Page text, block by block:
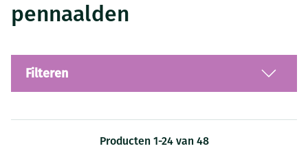
pennaalden
Filteren
Producten 1-24van 48